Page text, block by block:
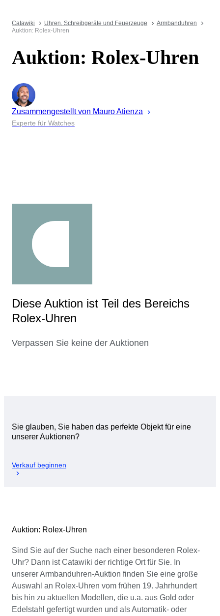
Catawiki Uhren, Schreibgeräte und Feuerzeuge
Armbanduhren
Auktion: Rolex-Uhren
Auktion: Rolex-Uhren
Zusammengestellt von MauroAtienza
Experte für Watches
Diese Auktion ist Teil des Bereichs
Rolex-Uhren
Verpassen Sie keine der Auktionen
Sie glauben, Sie haben das perfekte Objekt für eine
unserer Auktionen?
Verkauf beginnen
Auktion: Rolex-Uhren
Sind Sie auf der Suche nach einer besonderen Rolex-
Uhr? Dann ist Catawiki der richtige Ort für Sie. In
unserer Armbanduhren-Auktion finden Sie eine große
Auswahl an Rolex-Uhren vom frühen 19. Jahrhundert
bis hin zu aktuellen Modellen, die u.a. aus Gold oder
Edelstahl gefertigt wurden und als Automatik- oder